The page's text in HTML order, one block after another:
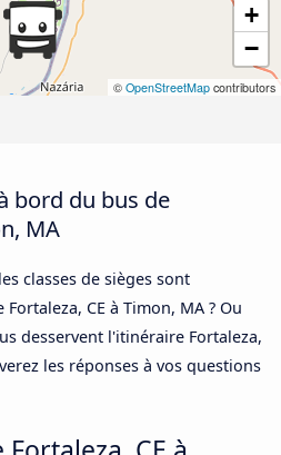
+
−
© OpenStreetMap contributors
bord du bus de
MA
classes de sièges sont
CE à Timon, MA ? Ou
desservent l'itinéraire Fortaleza,
les réponses à vos questions